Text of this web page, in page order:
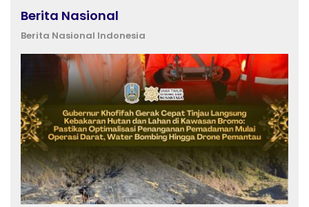
Berita Nasional
Berita Nasional Indonesia